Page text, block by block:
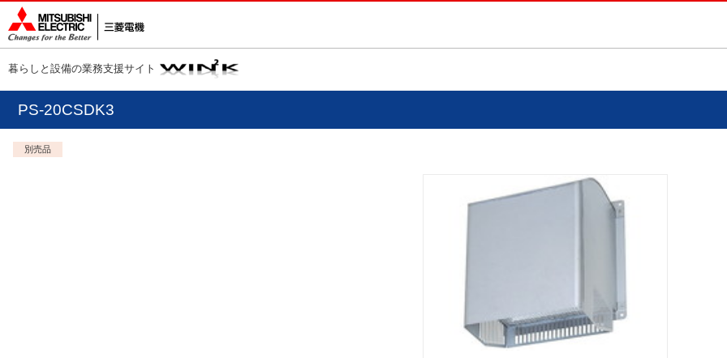
暮らしと設備の業務支援サイト
PS-20CSDK3
別売品